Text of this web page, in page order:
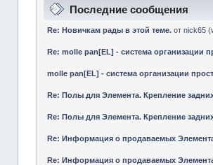
Последние сообщения
Re: Новичкам рады в этой теме. отnick65 (
Re: molle pan[EL] - система организации
molle pan[EL] - система организации
Re: Полы для Элемента. Крепление
Re: Полы для Элемента. Крепление
Re: Информация о продаваемых
Re: Информация о продаваемых